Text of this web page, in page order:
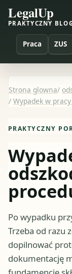
LegalUp
PRAKTYCZNY
Praca ZUS
Strona glowna/
/ Wypadek w
PRAKTYCZNY
Po wypadku
Trzeba od razu
dopilnować
dokumentację